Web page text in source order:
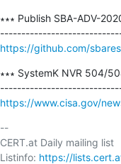
∗∗∗ Publish SBA-ADV-
https://github.com/
∗∗∗ SystemK NVR 504/
https://www.cisa.gov/
--
CERT.at Daily mailing list
Listinfo: https://